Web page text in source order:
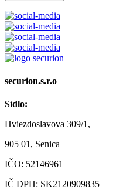
securion.s.r.o
Sídlo:
Hviezdoslavova 309/1,
905 01, Senica
IČO: 52146961
IČ DPH: SK2120909835